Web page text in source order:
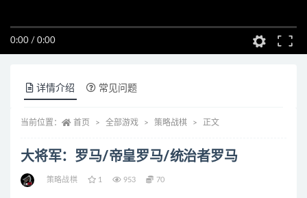
0:00 / 0:00
详情介绍 常见问题
当前位置： 首页 全部游戏 策略战棋 正文
大将军：罗马/帝皇罗马/统治者罗马
策略战棋 1 953 70